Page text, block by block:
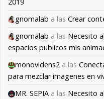
gnomalab a las Crear
gnomalab a las Necesito
espacios publicos mis
monovidens2 a las
para mezclar imagenes en
MR. SEPIA a las Necesito